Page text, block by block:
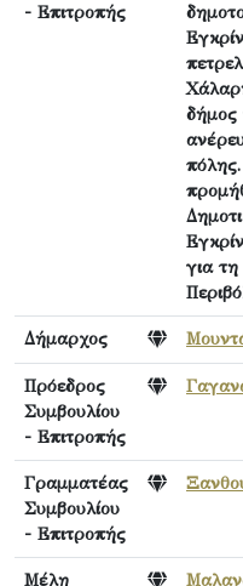
- Επιτροπής
δήμος
για
Δήμαρχος
Πρόεδρος
Συμβουλίου
- Επιτροπής
Γραμματέας
Συμβουλίου
- Επιτροπής
Μέλη